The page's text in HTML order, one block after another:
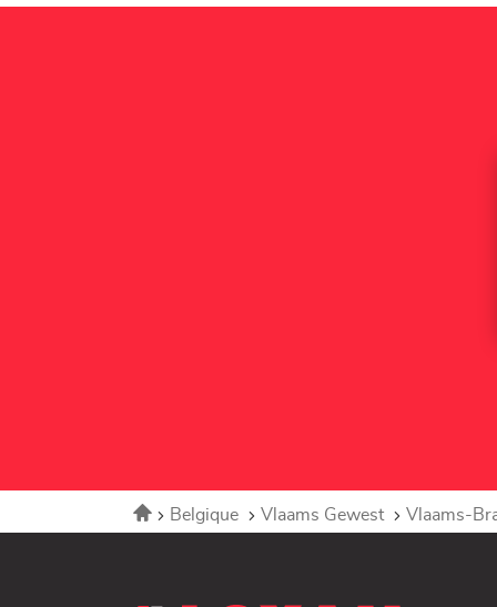
AccueilBelgique Vlaams Gewest Vlaams-